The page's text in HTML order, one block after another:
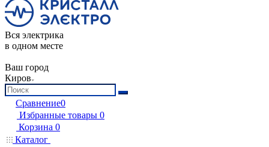
Вся электрика
в одном месте
Ваш город
Киров
Сравнение0
Избранные товары 0
Корзина 0
Каталог